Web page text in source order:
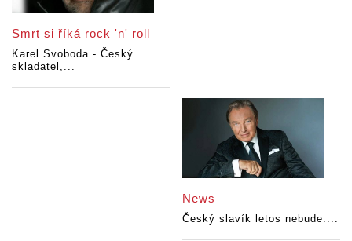
Smrt si říká rock 'n' roll
Karel Svoboda - Český
skladatel,...
News
Český slavík letos nebude....